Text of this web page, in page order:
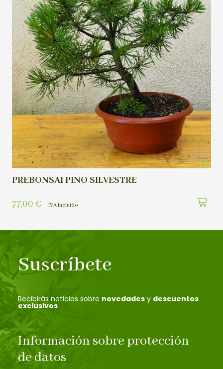
PREBONSAI PINO SILVESTRE
77,00 € IVA incluído
Suscríbete
Recibirás noticias sobre novedades y descuentos
exclusivos
Información sobre protección
de datos